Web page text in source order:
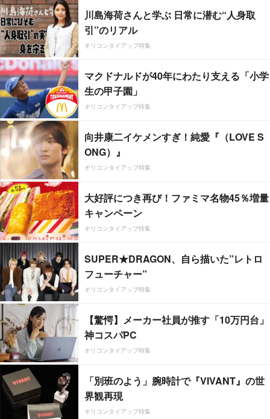
川島海荷さんと学ぶ 日常に潜む“人身取
引”のリアル
オリコンタイアップ特集
マクドナルドが40年にわたり支える「小学
生の甲子園」
オリコンタイアップ特集
向井康二イケメンすぎ！純愛『（LOVE S
ONG）』
オリコンタイアップ特集
大好評につき再び！ファミマ名物45％増量
キャンペーン
オリコンタイアップ特集
SUPER★DRAGON、自ら描いた”レトロ
フューチャー”
オリコンタイアップ特集
【驚愕】メーカー社員が推す「10万円台」
神コスパPC
オリコンタイアップ特集
「別班のよう」腕時計で『VIVANT』の世
界観再現
オリコンタイアップ特集